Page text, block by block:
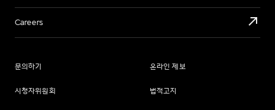
Careers
문의하기 온라인 제보
시청자위원회 법적고지